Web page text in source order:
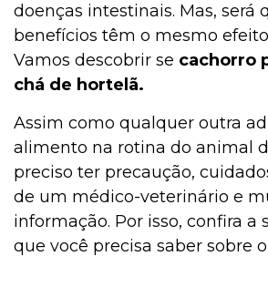
doenças intestinais. Mas, será
benefícios têm o mesmo
Vamos descobrir se cachorro
chá de hortelã.
Assim como qualquer outra
alimento na rotina do animal
preciso ter precaução,
de um médico-veterinário e
informação. Por isso, confira a
que você precisa saber sobre